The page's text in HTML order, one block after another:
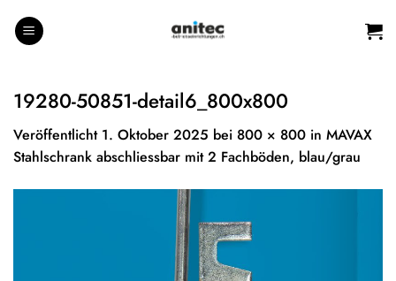
Inhalt
19280-50851-detail6_800x800
Veröffentlicht 1. Oktober 2025 bei 800 × 800 in MAVAX
Stahlschrank abschliessbar mit 2 Fachböden, blau/grau